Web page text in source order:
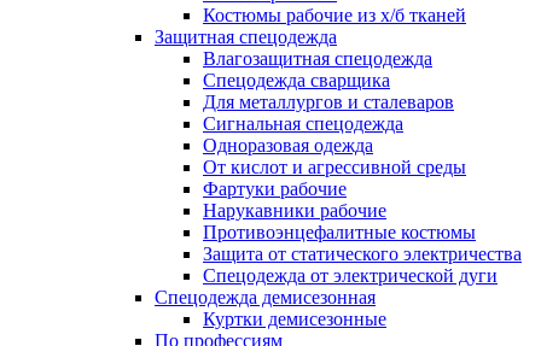
Костюмы рабочие из х/б тканей
Защитная спецодежда
Влагозащитная спецодежда
Спецодежда сварщика
Для металлургов и сталеваров
Сигнальная спецодежда
Одноразовая одежда
От кислот и агрессивной среды
Фартуки рабочие
Нарукавники рабочие
Противоэнцефалитные костюмы
Защита от статического электричества
Спецодежда от электрической дуги
Спецодежда демисезонная
Куртки демисезонные
По профессиям